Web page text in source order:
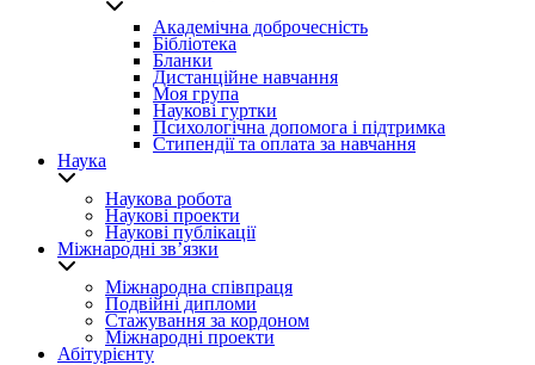
Академічна доброчесність
Бібліотека
Бланки
Дистанційне навчання
Моя група
Наукові гуртки
Психологічна допомога і підтримка
Стипендії та оплата за навчання
Наука
Наукова робота
Наукові проекти
Наукові публікації
Міжнародні зв’язки
Міжнародна співпраця
Подвійні дипломи
Стажування за кордоном
Міжнародні проекти
Абітурієнту